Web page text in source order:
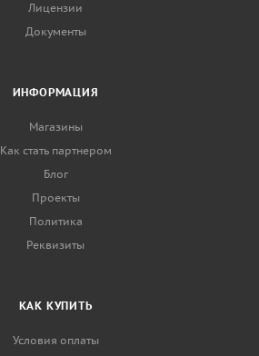
Лицензии
Документы
ИНФОРМАЦИЯ
Магазины
Как стать партнером
Блог
Проекты
Политика
Реквизиты
КАК КУПИТЬ
Условия оплаты